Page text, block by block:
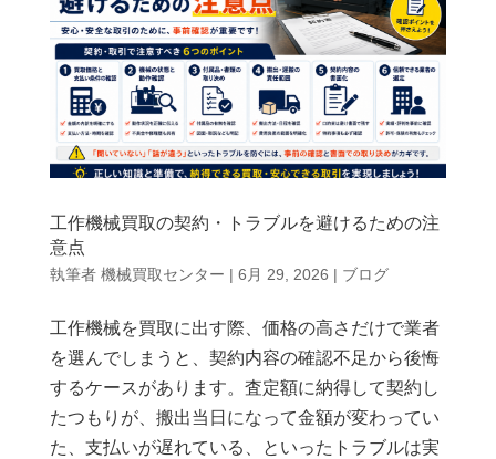
工作機械買取の契約・トラブルを避けるための注
意点
執筆者 機械買取センター | 6月 29, 2026 | ブログ
工作機械を買取に出す際、価格の高さだけで業者
を選んでしまうと、契約内容の確認不足から後悔
するケースがあります。査定額に納得して契約し
たつもりが、搬出当日になって金額が変わってい
た、支払いが遅れている、といったトラブルは実